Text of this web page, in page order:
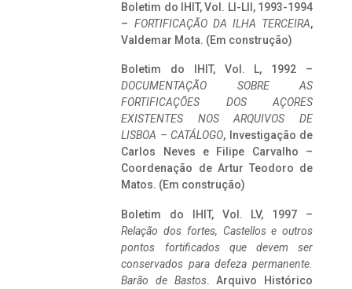
Boletim do IHIT, Vol. LI-LII, 1993-1994
– FORTIFICAÇÃO DA ILHA TERCEIRA,
Valdemar Mota. (Em construção)
Boletim do IHIT, Vol. L, 1992 –
DOCUMENTAÇÃO SOBRE AS
FORTIFICAÇÕES DOS AÇORES
EXISTENTES NOS ARQUIVOS DE
LISBOA – CATÁLOGO, Investigação de
Carlos Neves e Filipe Carvalho –
Coordenação de Artur Teodoro de
Matos. (Em construção)
Boletim do IHIT, Vol. LV, 1997 –
Relação dos fortes, Castellos e outros
pontos fortificados que devem ser
conservados para defeza permanente.
Barão de Bastos. Arquivo Histórico